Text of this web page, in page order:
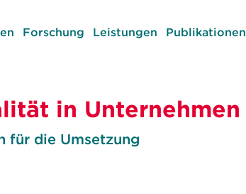
Forschung Leistungen Publikationen
in Unternehmen
für die Umsetzung